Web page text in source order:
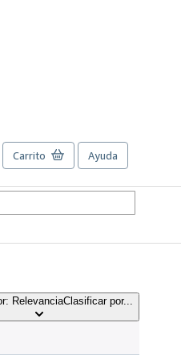
Carrito Ayuda
RelevanciaClasificar por...